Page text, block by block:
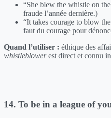
“She blew the whistle on
fraude l’année dernière.)
“It takes courage to blow
faut du courage pour
Quand l’utiliser : éthique des
whistleblowerest direct et connu
14. To be in a league of